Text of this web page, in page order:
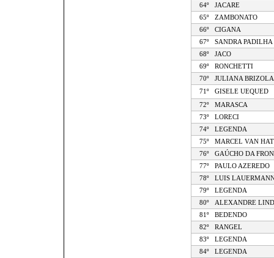
64º
JACARE
65º
ZAMBONATO
66º
CIGANA
67º
SANDRA PADILHA
68º
JACO
69º
RONCHETTI
70º
JULIANA BRIZOLA
71º
GISELE UEQUED
72º
MARASCA
73º
LORECI
74º
LEGENDA
75º
MARCEL VAN
76º
GAÚCHO DA
77º
PAULO AZEREDO
78º
LUIS
79º
LEGENDA
80º
ALEXANDRE
81º
BEDENDO
82º
RANGEL
83º
LEGENDA
84º
LEGENDA